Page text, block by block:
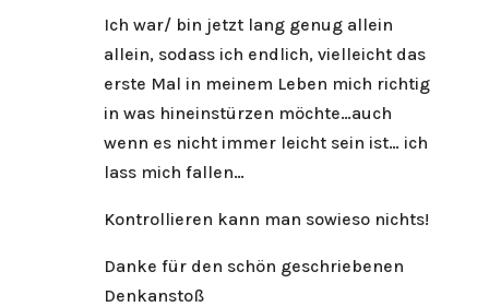
Ich war/ bin jetzt lang genug allein
allein, sodass ich endlich, vielleicht das
erste Mal in meinem Leben mich richtig
in was hineinstürzen möchte…auch
wenn es nicht immer leicht sein ist… ich
lass mich fallen…
Kontrollieren kann man sowieso nichts!
Danke für den schön geschriebenen
Denkanstoß